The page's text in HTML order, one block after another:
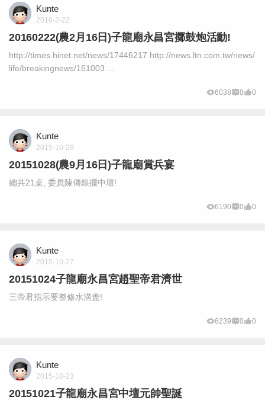
Kunte
2016-2-22
20160222(農2月16日)子龍廟永昌宮擲鼓炮活動!
http://times.hinet.net/news/17446217 http://news.ltn.com.tw/news/
life/breakingnews/161003 ...
6038 0 0
Kunte
2015-10-28
20151028(農9月16日)子龍廟賞兵宴
總共21桌, 委員陳傳銀擺中壇!
6190 0 0
Kunte
2015-10-27
20151024子龍廟永昌宮趙聖帝君濟世
三帝君指示要整修水溝盖!
6239 0 0
Kunte
2015-10-23
20151021子龍廟永昌宮中壇元帥聖誕